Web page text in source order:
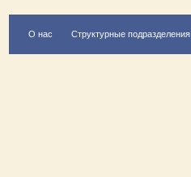
О нас Структурные подразделения